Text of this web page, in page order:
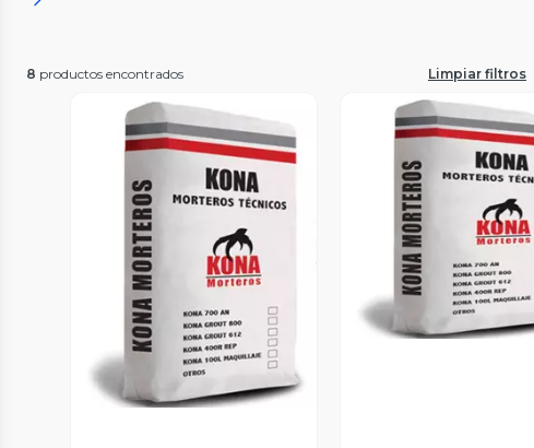
8 productos encontrados Limpiar filtros
Vista Previa
Vista Previa